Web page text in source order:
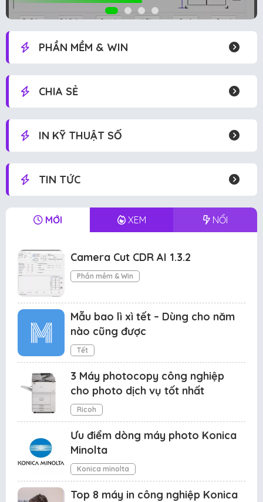
PHẦN MỀM & WIN
CHIA SẺ
IN KỸ THUẬT SỐ
TIN TỨC
MỚI XEM NỔI
Camera Cut CDR AI 1.3.2
Phần mềm & Win
Mẫu bao lì xì tết – Dùng cho năm
nào cũng được
Tết
3 Máy photocopy công nghiệp
cho photo dịch vụ tốt nhất
Ricoh
Ưu điểm dòng máy photo Konica
Minolta
Konica minolta
Top 8 máy in công nghiệp Konica